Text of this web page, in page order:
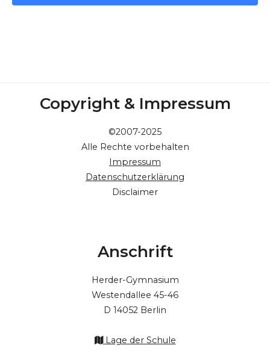
Copyright & Impressum
©2007-2025
Alle Rechte vorbehalten
Impressum
Datenschutzerklärung
Disclaimer
Anschrift
Herder-Gymnasium
Westendallee 45-46
D 14052 Berlin
Lage der Schule